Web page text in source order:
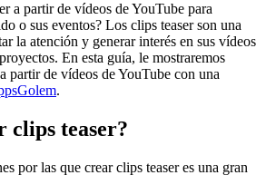
a partir de vídeos de YouTube para
o sus eventos? Los clips teaser son una
la atención y generar interés en sus vídeos
En esta guía, le mostraremos
partir de vídeos de YouTube con una
.
clips teaser?
por las que crear clips teaser es una gran